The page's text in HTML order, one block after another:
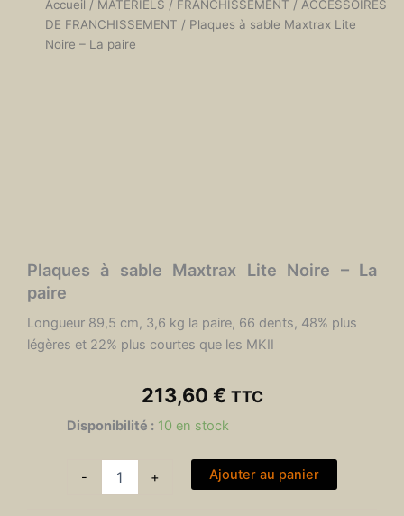
Accueil / MATÉRIELS / FRANCHISSEMENT / ACCESSOIRES
DE FRANCHISSEMENT / Plaques à sable Maxtrax Lite
Noire – La paire
Plaques à sable Maxtrax Lite Noire – La
paire
Longueur 89,5 cm, 3,6 kg la paire, 66 dents, 48% plus
légères et 22% plus courtes que les MKII
213,60 € TTC
Disponibilité : 10 en stock
-
quantité
Plaques
+ Ajouter au panier